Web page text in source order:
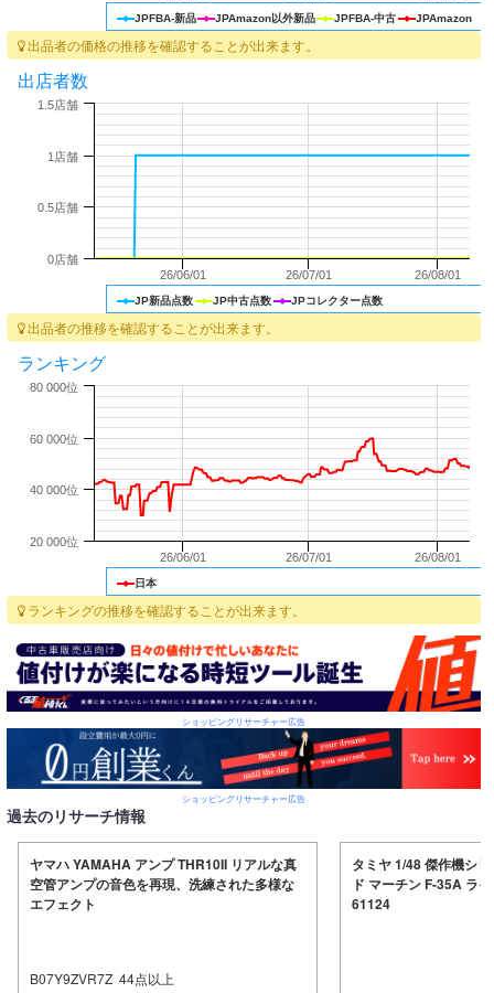
JPFBA-新品 JPAmazon以外新品 JPFBA-中古 JPAmazon
出品者の価格の推移を確認することが出来ます。
出店者数
JP新品点数 JP中古点数 JPコレクター点数
26/06/01 26/07/01 26/08/01
0店舗
0.5店舗
1店舗
1.5店舗
出品者の推移を確認することが出来ます。
ランキング
日本
26/06/01 26/07/01 26/08/01
20 000位
40 000位
60 000位
80 000位
ランキングの推移を確認することが出来ます。
ショッピングリサーチャー広告
ショッピングリサーチャー広告
過去のリサーチ情報
ヤマハ YAMAHA アンプ THR10II リアルな真
空管アンプの音色を再現、洗練された多様な
エフェクト
B07Y9ZVR7Z 44点以上
タミヤ 1/48 傑作機シ
ド マーチン F-35A ラ
61124